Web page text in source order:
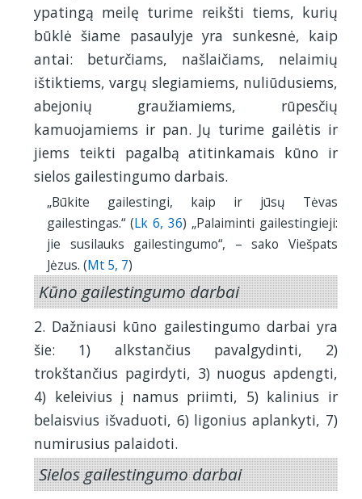
ypatingą meilę turime reikšti tiems, kurių
būklė šiame pasaulyje yra sunkesnė, kaip
antai: beturčiams, našlaičiams, nelaimių
ištiktiems, vargų slegiamiems, nuliūdusiems,
abejonių graužiamiems, rūpesčių
kamuojamiems ir pan. Jų turime gailėtis ir
jiems teikti pagalbą atitinkamais kūno ir
sielos gailestingumo darbais.
„Būkite gailestingi, kaip ir jūsų Tėvas
gailestingas.“ (Lk 6, 36) „Palaiminti gailestingieji:
jie susilauks gailestingumo“, – sako Viešpats
Jėzus. (Mt 5, 7)
Kūno gailestingumo darbai
2. Dažniausi kūno gailestingumo darbai yra
šie: 1) alkstančius pavalgydinti, 2)
trokštančius pagirdyti, 3) nuogus apdengti,
4) keleivius į namus priimti, 5) kalinius ir
belaisvius išvaduoti, 6) ligonius aplankyti, 7)
numirusius palaidoti.
Sielos gailestingumo darbai